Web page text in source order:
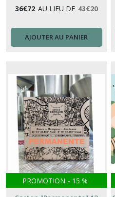
36€72 AU LIEU DE 43€20
AJOUTER AU PANIER
PROMOTION - 15 %